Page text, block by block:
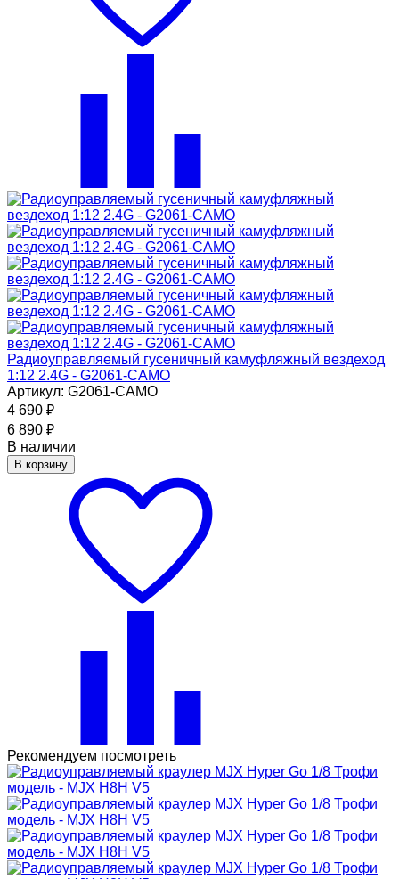
Радиоуправляемый гусеничный камуфляжный вездеход
1:12 2.4G - G2061-CAMO
Артикул: G2061-CAMO
4 690 ₽
6 890 ₽
В наличии
В корзину
Рекомендуем посмотреть